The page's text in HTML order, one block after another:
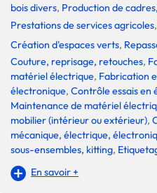
bois divers, Production de
Prestations de services agricoles,
Création d'espaces verts,
Couture, reprisage, retouches,
matériel électrique, Fabrication
électronique, Contrôle essais en
Maintenance de matériel
mobilier (intérieur ou extérieur),
mécanique, électrique,
sous-ensembles, kitting,
En savoir +